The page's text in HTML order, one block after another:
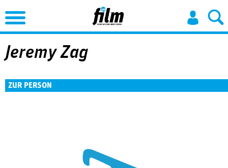
Jump to Navigation
Jeremy Zag
ZUR PERSON